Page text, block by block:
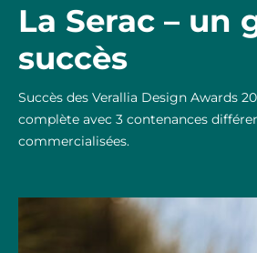
La Serac – un
succès
Succès des Verallia Design Awards
complète avec 3 contenances
commercialisées.